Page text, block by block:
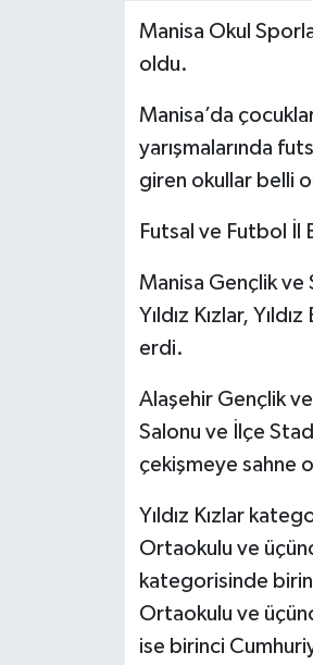
Manisa Okul
oldu.
Manisa’da
yarışmalarında
giren okullar belli
Futsal ve Futbol İl
Manisa Gençlik ve
Yıldız Kızlar,
erdi.
Alaşehir Gençlik
Salonu ve İlçe
çekişmeye sahne
Yıldız Kızlar
Ortaokulu ve
kategorisinde
Ortaokulu ve
ise birinci